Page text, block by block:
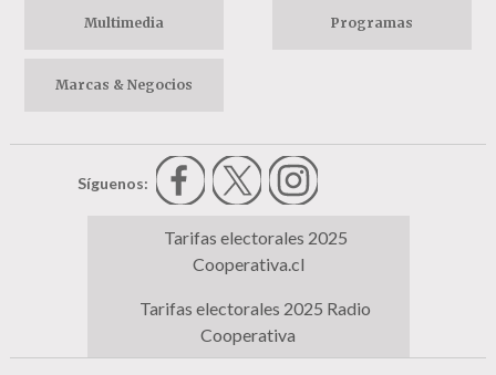
Multimedia Programas
Marcas & Negocios
Síguenos:
Tarifas electorales 2025
Cooperativa.cl
Tarifas electorales 2025 Radio
Cooperativa